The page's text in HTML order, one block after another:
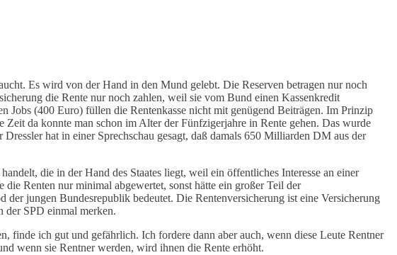
Es wird von der Hand in den Mund gelebt. Die Reserven betragen nur noch
die Rente nur noch zahlen, weil sie vom Bund einen Kassenkredit
(400 Euro) füllen die Rentenkasse nicht mit genügend Beiträgen. Im Prinzip
da konnte man schon im Alter der Fünfzigerjahre in Rente gehen. Das wurde
hat in einer Sprechschau gesagt, daß damals 650 Milliarden DM aus der
die in der Hand des Staates liegt, weil ein öffentliches Interesse an einer
Renten nur minimal abgewertet, sonst hätte ein großer Teil der
jungen Bundesrepublik bedeutet. Die Rentenversicherung ist eine Versicherung
der SPD einmal merken.
finde ich gut und gefährlich. Ich fordere dann aber auch, wenn diese Leute Rentner
wenn sie Rentner werden, wird ihnen die Rente erhöht.